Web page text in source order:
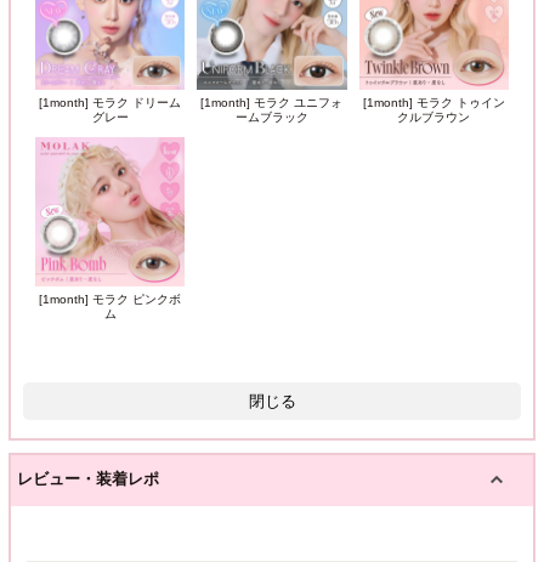
[1month] モラク ドリーム
グレー
[1month] モラク ユニフォ
ームブラック
[1month] モラク トゥイン
クルブラウン
[1month] モラク ピンクボ
ム
閉じる
レビュー・装着レポ